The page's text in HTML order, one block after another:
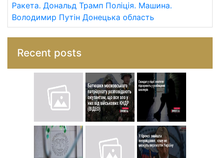
Ракета. Дональд Трамп Поліція. Машина.
Володимир Путін Донецька область
Recent posts